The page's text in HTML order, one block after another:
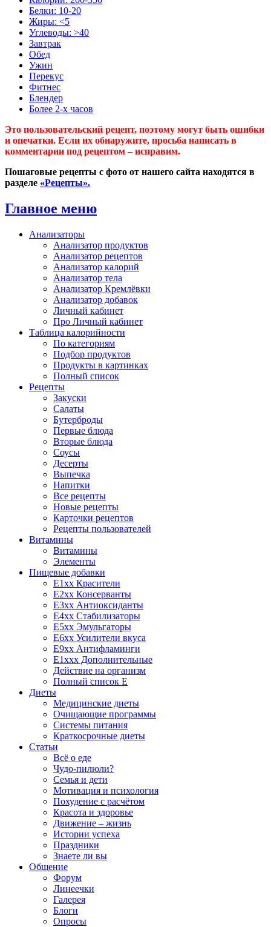
Белки: 10-20
Жиры: <5
Углеводы: >40
Завтрак
Обед
Ужин
Перекус
Фитнес
Блендер
Более 2-х часов
Это пользовательский рецепт, поэтому могут быть ошибки
и опечатки. Если их обнаружите, просьба написать в
комментарии под рецептом – исправим.
Пошаговые рецепты с фото от нашего сайта находятся в
разделе «Рецепты».
Главное меню
Анализаторы
Анализатор продуктов
Анализатор рецептов
Анализатор калорий
Анализатор тела
Анализатор Кремлёвки
Анализатор добавок
Личный кабинет
Про Личный кабинет
Таблица калорийности
По категориям
Подбор продуктов
Продукты в картинках
Полный список
Рецепты
Закуски
Салаты
Бутерброды
Первые блюда
Вторые блюда
Соусы
Десерты
Выпечка
Напитки
Все рецепты
Новые рецепты
Карточки рецептов
Рецепты пользователей
Витамины
Витамины
Элементы
Пищевые добавки
E1xx Красители
E2xx Консерванты
E3xx Антиоксиданты
E4xx Стабилизаторы
E5xx Эмульгаторы
E6xx Усилители вкуса
E9xx Антифламинги
E1xxx Дополнительные
Действие на организм
Полный список E
Диеты
Медицинские диеты
Очищающие программы
Системы питания
Краткосрочные диеты
Статьи
Всё о еде
Чудо-пилюли?
Семья и дети
Мотивация и психология
Похудение с расчётом
Красота и здоровье
Движение – жизнь
Истории успеха
Праздники
Знаете ли вы
Общение
Форум
Линеечки
Галерея
Блоги
Опросы